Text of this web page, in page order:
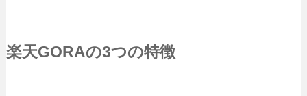
楽天GORAの3つの特徴